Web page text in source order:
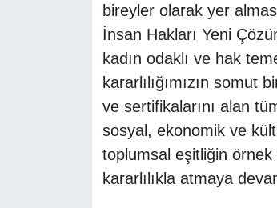
bireyler olarak yer
İnsan Hakları Yeni
kadın odaklı ve hak
kararlılığımızın
ve sertifikalarını alan
sosyal, ekonomik ve
toplumsal eşitliğin örnek
kararlılıkla atmaya